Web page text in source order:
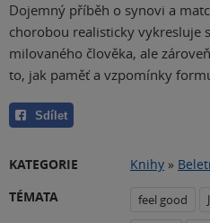
Dojemný příběh o synovi a
chorobou realisticky vykresluje
milovaného člověka, ale
to, jak paměť a vzpomínky
Sdílet
KATEGORIE Knihy »
TÉMATA
feel good